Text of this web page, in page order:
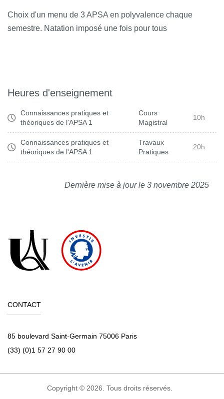
Choix d'un menu de 3 APSA en polyvalence chaque
semestre. Natation imposé une fois pour tous
Heures d'enseignement
Connaissances pratiques et
théoriques de l'APSA 1
Cours
Magistral
10h
Connaissances pratiques et
théoriques de l'APSA 1
Travaux
Pratiques
20h
Dernière mise à jour le 3 novembre 2025
CONTACT
85 boulevard Saint-Germain 75006 Paris
(33) (0)1 57 27 90 00
Copyright © 2026. Tous droits réservés.